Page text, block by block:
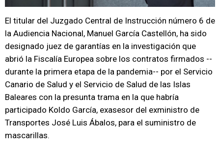
El titular del Juzgado Central de Instrucción número 6 de
la Audiencia Nacional, Manuel García Castellón, ha sido
designado juez de garantías en la investigación que
abrió la Fiscalía Europea sobre los contratos firmados --
durante la primera etapa de la pandemia-- por el Servicio
Canario de Salud y el Servicio de Salud de las Islas
Baleares con la presunta trama en la que habría
participado Koldo García, exasesor del exministro de
Transportes José Luis Ábalos, para el suministro de
mascarillas.